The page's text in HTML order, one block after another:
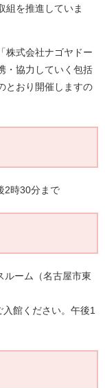
組を推進していま
株式会社ナゴヤドー
・協力していく包括
とおり開催しますの
2時30分まで
ーム（名古屋市東
館ください。午後1